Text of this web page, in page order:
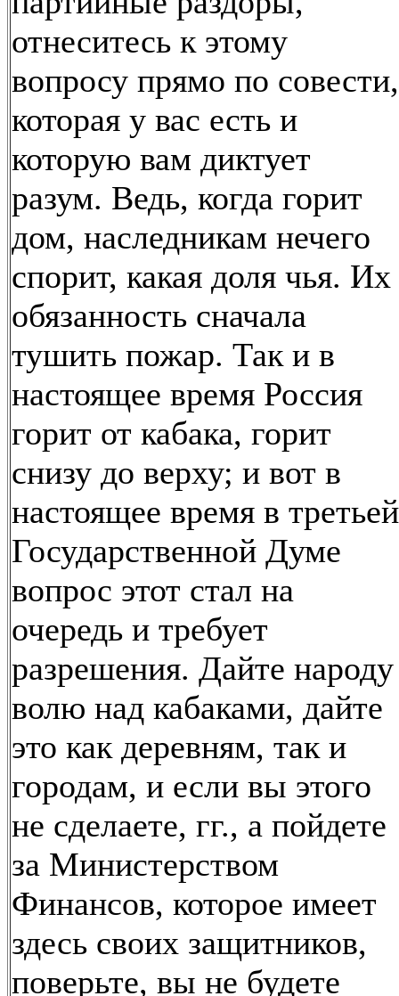
отнеситесь к этому
вопросу прямо по совести,
которая у вас есть и
которую вам диктует
разум. Ведь, когда горит
дом, наследникам нечего
спорит, какая доля чья. Их
обязанность сначала
тушить пожар. Так и в
настоящее время Россия
горит от кабака, горит
снизу до верху; и вот в
настоящее время в третьей
Государственной Думе
вопрос этот стал на
очередь и требует
разрешения. Дайте народу
волю над кабаками, дайте
это как деревням, так и
городам, и если вы этого
не сделаете, гг., а пойдете
за Министерством
Финансов, которое имеет
здесь своих защитников,
поверьте, вы не будете